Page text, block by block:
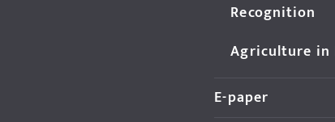
Recognition
Agriculture in
E-paper